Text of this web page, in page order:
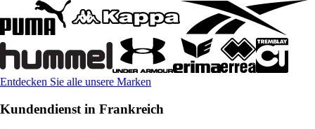
Entdecken Sie alle unsere Marken
Kundendienst in Frankreich